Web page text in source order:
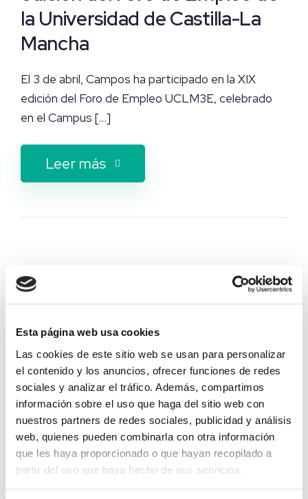
Esta página web usa cookies
Las cookies de este sitio web se usan para personalizar
el contenido y los anuncios, ofrecer funciones de redes
sociales y analizar el tráfico. Además, compartimos
información sobre el uso que haga del sitio web con
nuestros partners de redes sociales, publicidad y análisis
web, quienes pueden combinarla con otra información
que les haya proporcionado o que hayan recopilado a
partir del uso que haya hecho de sus servicios.
la Universidad de Castilla-La
Mancha
El 3 de abril, Campos ha participado en la XIX
edición del Foro de Empleo UCLM3E, celebrado
en el Campus […]
Leer más
12/03/2025 Noticias corporativas
Campos lidera el proyecto
THAMESIS para mejorar la
eficiencia en la producción de
hidrógeno verde
En Campos seguimos apostando por la innovación
y la sostenibilidad. Con el objetivo de cumplir
dichos objetivos, lideramos el proyecto […]